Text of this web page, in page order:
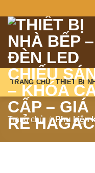
TRANG CHỦ THIẾT BỊ
Trang chủ / Phụ kiện